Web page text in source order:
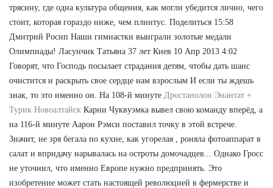
трясину, где одна культура общения, как могли убедится лично, чего
стоит, которая гораздо ниже, чем плинтус. Поделиться 15:58
Дмитрий Росип Наши гимнастки выиграли золотые медали
Олимпиады! Ласунчик Татьяна 37 лет Киев 10 Апр 2013 4:02
Говорят, что Господь посылает страдания детям, чтобы дать шанс
очистится и раскрыть свое сердце нам взрослым И если ты ждешь
знак, то это именно он. На 108-й минуте Дростанолон Энантат +
Турик Новоалтайск Карни Чуквуэмка вывел свою команду вперёд, а
на 116-й минуте Аарон Рэмси поставил точку в этой встрече.
Значит, не зря бегала по кухне, как угорелая , роняла фотоаппарат в
салат и впридачу нарывалась на остроты домочадцев... Однако Гросс
не уточнил, что именно Европе нужно предпринять. Это
изобретение может стать настоящей революцией в фермерстве и